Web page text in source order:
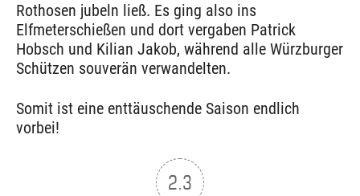
Rothosen jubeln ließ. Es ging also ins
Elfmeterschießen und dort vergaben Patrick
Hobsch und Kilian Jakob, während alle Würzburger
Schützen souverän verwandelten.
Somit ist eine enttäuschende Saison endlich
vorbei!
2.3